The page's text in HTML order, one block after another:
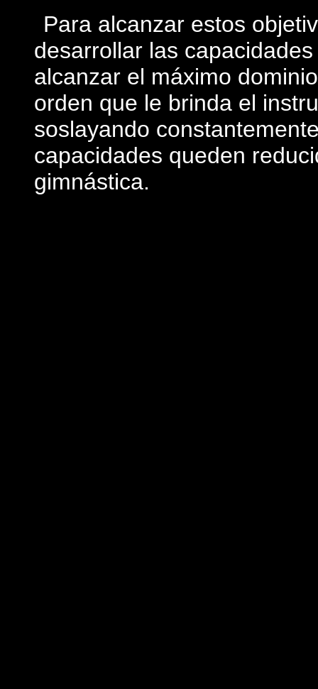
Para alcanzar estos
desarrollar las
alcanzar el máximo
orden que le brinda el
soslayando
capacidades queden
gimnástica.